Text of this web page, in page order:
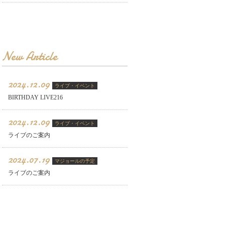
New Article
2024.12.09 ライブ・イベント
BIRTHDAY LIVE216
2024.12.09 ライブ・イベント
ライブのご案内
2024.07.19 マジョールの予定
ライブのご案内